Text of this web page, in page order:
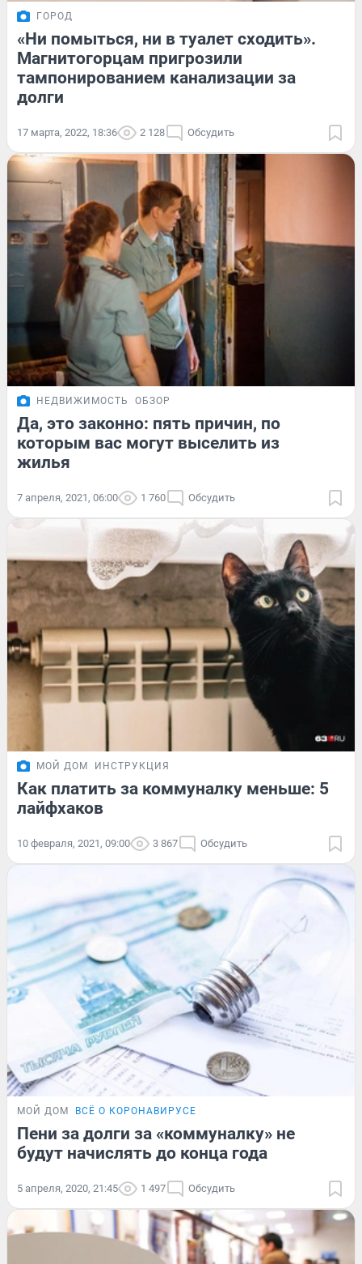
ГОРОД
«Ни помыться, ни в туалет сходить».
Магнитогорцам пригрозили
тампонированием канализации за
долги
17 марта, 2022, 18:36 2 128 Обсудить
НЕДВИЖИМОСТЬ ОБЗОР
Да, это законно: пять причин, по
которым вас могут выселить из
жилья
7 апреля, 2021, 06:00 1 760 Обсудить
МОЙ ДОМ ИНСТРУКЦИЯ
Как платить за коммуналку меньше: 5
лайфхаков
10 февраля, 2021, 09:00 3 867 Обсудить
МОЙ ДОМ ВСЁ О КОРОНАВИРУСЕ
Пени за долги за «коммуналку» не
будут начислять до конца года
5 апреля, 2020, 21:45 1 497 Обсудить